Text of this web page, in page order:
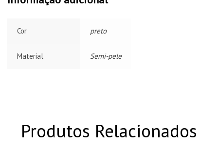
Cor preto
Material Semi-pele
Produtos Relacionados